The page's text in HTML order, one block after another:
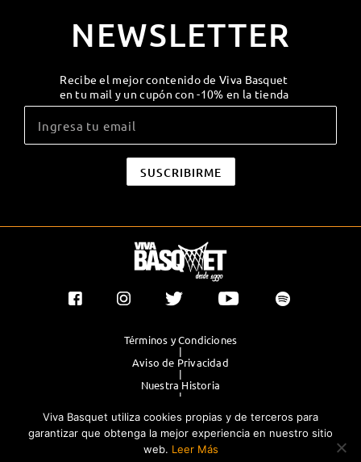
NEWSLETTER
Recibe el mejor contenido de Viva Basquet
en tu mail y un cupón con -10% en la tienda
Términos y Condiciones
|
Aviso de Privacidad
|
Nuestra Historia
|
|
Publicidad
Viva Basquet utiliza cookies propias y de terceros para
garantizar que obtenga la mejor experiencia en nuestro sitio
web. Leer Más